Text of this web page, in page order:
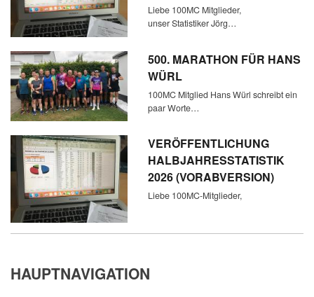
Liebe 100MC Mitglieder,
unser Statistiker Jörg…
500. MARATHON FÜR HANS
WÜRL
100MC Mitglied Hans Würl schreibt ein
paar Worte…
VERÖFFENTLICHUNG
HALBJAHRESSTATISTIK
2026 (VORABVERSION)
Liebe 100MC-Mitglieder,
HAUPTNAVIGATION